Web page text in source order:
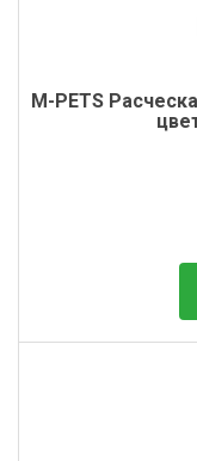
M-PETS